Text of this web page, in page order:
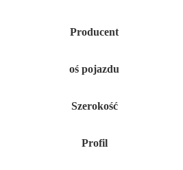
Producent
oś pojazdu
Szerokość
Profil